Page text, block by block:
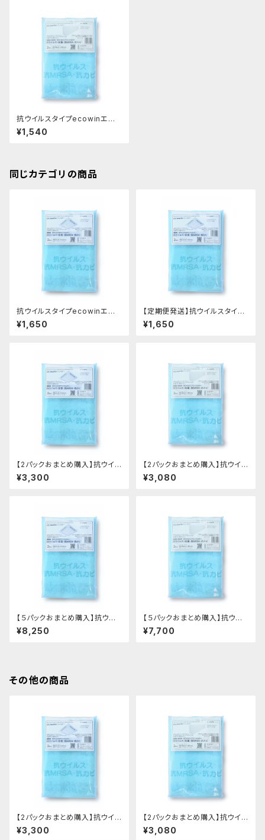
抗ウイルスタイプecowinエア
コンフィルター HAC-F48(家
庭用・業務用40cmX80cm 2
¥1,540
同じカテゴリの商品
抗ウイルスタイプecowinエア
コンフィルター HAC-F66(業務
用62cmX62cm 2枚入り)
¥1,650
【定期便発送】抗ウイルスタイプ
ecowinエアコンフィルター HA
C-F66(業務用62cmX62cm
¥1,650
【2パックおまとめ購入】抗ウイル
スタイプecowinエアコンフィル
ター HAC-F66(業務用62cmX
¥3,300
【2パックおまとめ購入】抗ウイル
スタイプecowinエアコンフィル
ター HAC-F48(家庭用・業務
¥3,080
【５パックおまとめ購入】抗ウイ
ルスタイプecowinエアコンフィ
ルター HAC-F66(業務用62c
¥8,250
【５パックおまとめ購入】抗ウイ
ルスタイプecowinエアコンフィ
ルター HAC-F48(家庭用・業
¥7,700
その他の商品
【2パックおまとめ購入】抗ウイル
スタイプecowinエアコンフィル
ター HAC-F66(業務用62cmX
¥3,300
【2パックおまとめ購入】抗ウイル
スタイプecowinエアコンフィル
ター HAC-F48(家庭用・業務
¥3,080